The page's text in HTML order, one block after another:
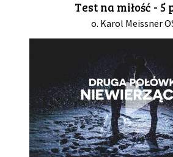
DRUŻYNA
WESPRZYJ NAS
PARTNERZY
Test na miłość - 5
o. Karol Meissner